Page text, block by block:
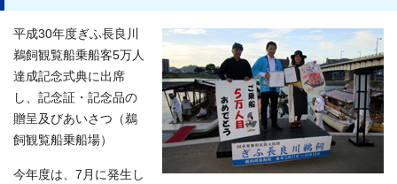
平成30年度ぎふ長良川
鵜飼観覧船乗船客5万人
達成記念式典に出席
し、記念証・記念品の
贈呈及びあいさつ（鵜
飼観覧船乗船場）
今年度は、7月に発生し